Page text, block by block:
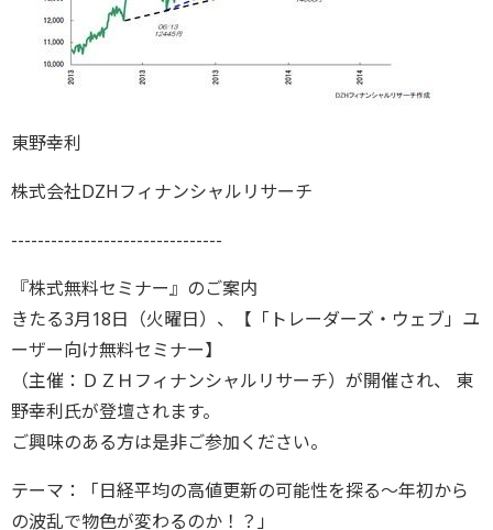
東野幸利
株式会社DZHフィナンシャルリサーチ
--------------------------------
『株式無料セミナー』のご案内
きたる3月18日（火曜日）、【「トレーダーズ・ウェブ」ユ
ーザー向け無料セミナー】
（主催：ＤＺＨフィナンシャルリサーチ）が開催され、 東
野幸利氏が登壇されます。
ご興味のある方は是非ご参加ください。
テーマ：「日経平均の高値更新の可能性を探る～年初から
の波乱で物色が変わるのか！？」